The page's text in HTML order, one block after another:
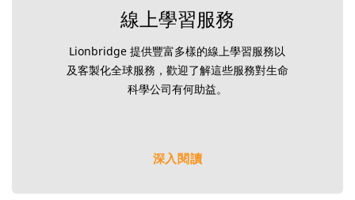
線上學習服務
Lionbridge 提供豐富多樣的線上學習服務以
及客製化全球服務，歡迎了解這些服務對生命
科學公司有何助益。
深入閱讀